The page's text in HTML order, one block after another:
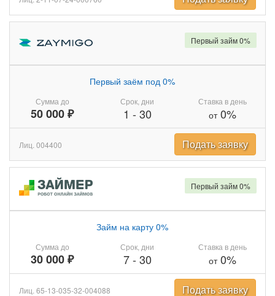
Сумма до
50 000 ₽
Первый заём под 0%
Срок, дни
1 - 30
Ставка в день
от0%
Первый займ 0%
Лиц. 004400 Подать заявку
Сумма до
30 000 ₽
Займ на карту 0%
Срок, дни
7- 30
Ставка в день
от0%
Первый займ 0%
Лиц. 65-13-035-32-004088 Подать заявку